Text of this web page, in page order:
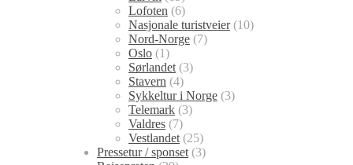
Lofoten (6)
Nasjonale turistveier(10)
Nord-Norge (7)
Oslo (1)
Sørlandet (3)
Stavern (4)
Sykkeltur i Norge (3)
Telemark (3)
Valdres (7)
Vestlandet (25)
Pressetur / sponset (3)